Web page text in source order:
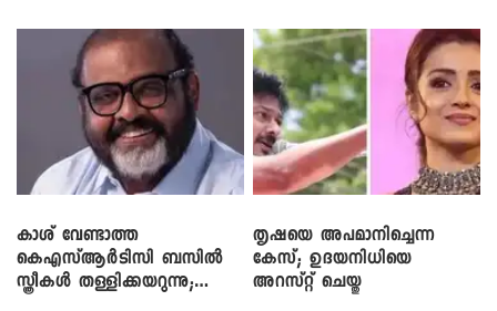
കാശ് വേണ്ടാത്ത
കെഎസ്ആർടിസി ബസിൽ
സ്ത്രീകൾ തള്ളിക്കയറുന്നു;
തൃഷയെ അപമാനിച്ചെന്ന
കേസ്; ഉദയനിധിയെ
അറസ്റ്റ് ചെയ്തു